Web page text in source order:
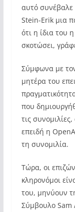
αυτό συνέβαλε
Stein-Erik μια
ότι η ίδια του
σκοτώσει,
Σύμφωνα με
μητέρα του
που
τις
επειδή η
τη συνομιλία.
Τώρα, οι
κληρονόμοι
του, μηνύουν
Σύμβουλο Sam